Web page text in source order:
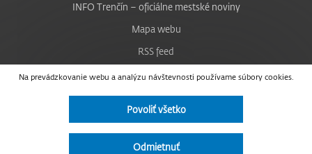
Na prevádzkovanie webu a analýzu návštevnosti používame súbory cookies.
Povoliť všetko
Odmietnuť
INFO Trenčín – oficiálne mestské noviny
Mapa webu
RSS feed
Nastavenie cookies
Facebook
Instagram